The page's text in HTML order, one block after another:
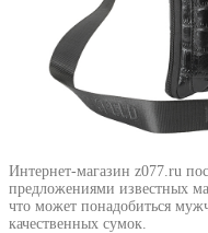
Интернет-магазин z077.ru
предложениями известных
что может понадобиться
качественных сумок.